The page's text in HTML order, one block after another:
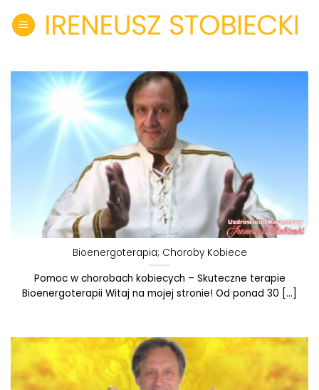
Bioenergoterapia; Choroby Kobiece
Pomoc w chorobach kobiecych – Skuteczne terapie
Bioenergoterapii Witaj na mojej stronie! Od ponad 30 [...]